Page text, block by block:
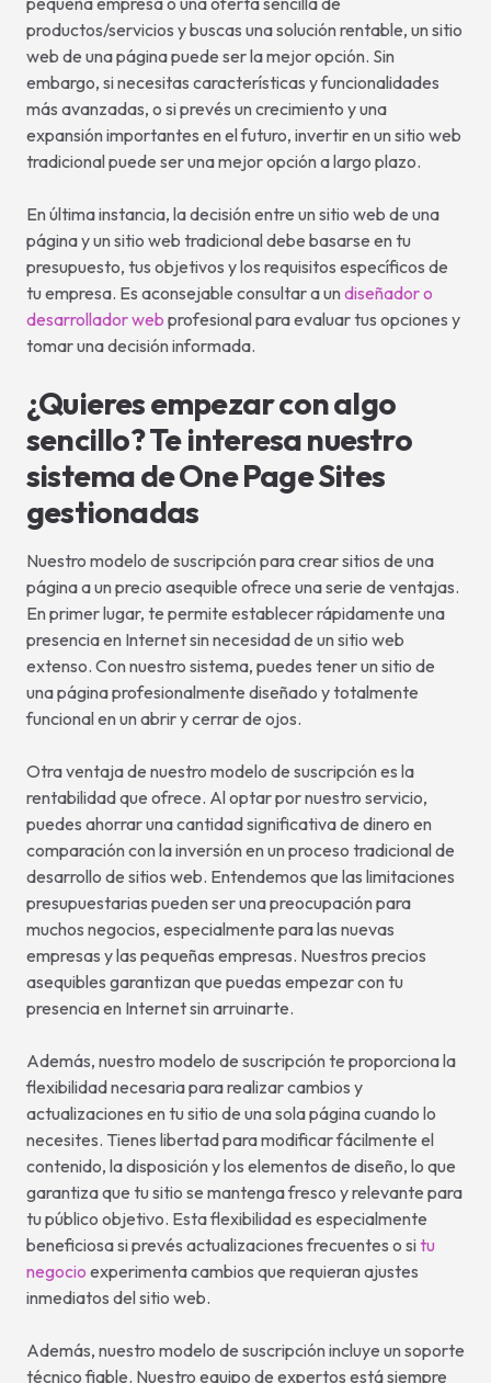
productos/servicios y buscas una solución rentable, un sitio
web de una página puede ser la mejor opción. Sin
embargo, si necesitas características y funcionalidades
más avanzadas, o si prevés un crecimiento y una
expansión importantes en el futuro, invertir en un sitio web
tradicional puede ser una mejor opción a largo plazo.
En última instancia, la decisión entre un sitio web de una
página y un sitio web tradicional debe basarse en tu
presupuesto, tus objetivos y los requisitos específicos de
tu empresa. Es aconsejable consultar a undiseñador o
desarrollador web profesional para evaluar tus opciones y
tomar una decisión informada.
¿Quieres empezar con algo
sencillo? Te interesa nuestro
sistema de One Page Sites
gestionadas
Nuestro modelo de suscripción para crear sitios de una
página a un precio asequible ofrece una serie de ventajas.
En primer lugar, te permite establecer rápidamente una
presencia en Internet sin necesidad de un sitio web
extenso. Con nuestro sistema, puedes tener un sitio de
una página profesionalmente diseñado y totalmente
funcional en un abrir y cerrar de ojos.
Otra ventaja de nuestro modelo de suscripción es la
rentabilidad que ofrece. Al optar por nuestro servicio,
puedes ahorrar una cantidad significativa de dinero en
comparación con la inversión en un proceso tradicional de
desarrollo de sitios web. Entendemos que las limitaciones
presupuestarias pueden ser una preocupación para
muchos negocios, especialmente para las nuevas
empresas y las pequeñas empresas. Nuestros precios
asequibles garantizan que puedas empezar con tu
presencia en Internet sin arruinarte.
Además, nuestro modelo de suscripción te proporciona la
flexibilidad necesaria para realizar cambios y
actualizaciones en tu sitio de una sola página cuando lo
necesites. Tienes libertad para modificar fácilmente el
contenido, la disposición y los elementos de diseño, lo que
garantiza que tu sitio se mantenga fresco y relevante para
tu público objetivo. Esta flexibilidad es especialmente
beneficiosa si prevés actualizaciones frecuentes o situ
negocio experimenta cambios que requieran ajustes
inmediatos del sitio web.
Además, nuestro modelo de suscripción incluye un soporte
técnico fiable. Nuestro equipo de expertos está siempre